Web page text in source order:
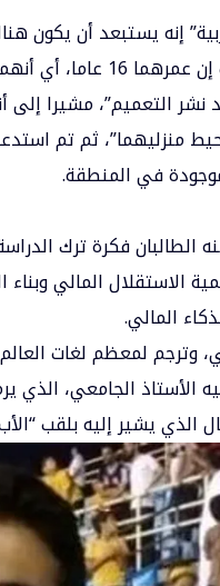
إنه يستبعد أن يكون
لما يفعلانه.
التعميم”، مشيرا إلى
منزليهما”، ثم تم
في المنطقة.
فكرة ترك
المالي وبناء
المالي.
وترجم لمعظم لغات العالم
الأستاذ الجامعي، الذي
الذي يشير إليه بلقب